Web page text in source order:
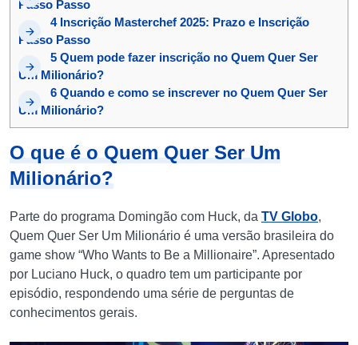
Passo Passo
4Inscrição Masterchef 2025: Prazo e Inscrição
Passo Passo
5 Quem pode fazer inscrição no Quem Quer Ser
Um Milionário?
6 Quando e como se inscrever no Quem Quer Ser
Um Milionário?
O que é o Quem Quer Ser Um
Milionário?
Parte do programa Domingão com Huck, da TV Globo,
Quem Quer Ser Um Milionário é uma versão brasileira do
game show “Who Wants to Be a Millionaire”. Apresentado
por Luciano Huck, o quadro tem um participante por
episódio, respondendo uma série de perguntas de
conhecimentos gerais.